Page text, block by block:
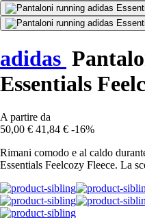
adidas
Essentials
A partire da
50,00 € 41,84 € -16%
Rimani comodo e al caldo
Essentials Feelcozy Fleece. La